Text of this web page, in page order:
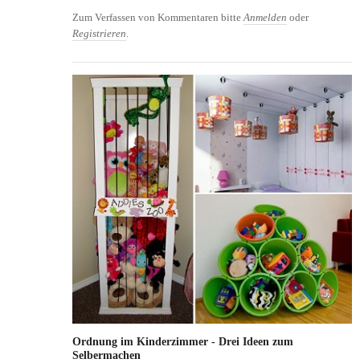
Zum Verfassen von Kommentaren bitte Anmelden oder
Registrieren
Ordnung im Kinderzimmer - Drei Ideen zum
Selbermachen